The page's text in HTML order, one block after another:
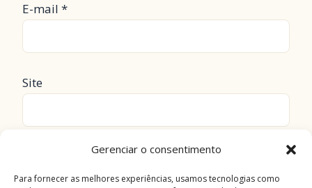
Gerenciar o consentimento
Para fornecer as melhores experiências, usamos tecnologias como
E-mail *
Site
Salvar meus dados neste navegador para a
próxima vez que eu comentar.